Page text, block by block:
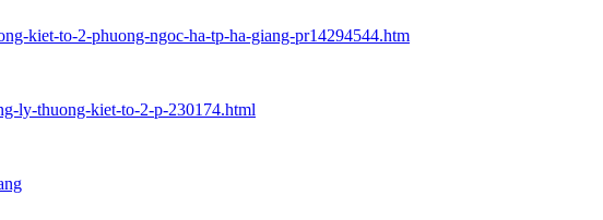
kiet-to-2-phuong-ngoc-ha-tp-ha-giang-pr14294544.htm
ly-thuong-kiet-to-2-p-230174.html